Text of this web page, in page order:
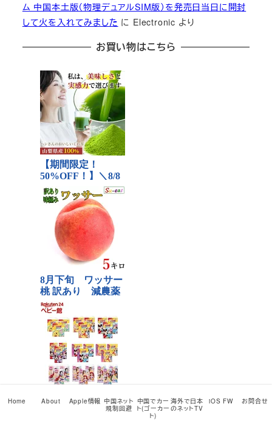
ム 中国本土版（物理デュアルSIM版）を発売日当日に開封
して火を入れてみました に Electronic より
お買い物はこちら
Home About Apple情報 中国ネット
規制回避
中国でカー
ト(ゴーカー
ト)
海外で日本
のネットTV
iOS FW お問合せ